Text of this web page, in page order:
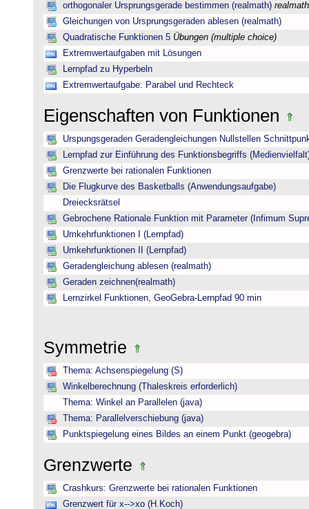
orthogonaler Ursprungsgerade bestimmen (realmath) realmath
Gleichungen von Ursprungsgeraden ablesen (realmath)
Quadratische Funktionen 5 Übungen (multiple choice)
Extremwertaufgaben mit Lösungen
Lernpfad zu Hyperbeln
Extremwertaufgabe: Parabel und Rechteck
Eigenschaften von Funktionen
Urspungsgeraden Geradengleichungen Nullstellen
Lernpfad zur Einführung des Funktionsbegriffs
Grenzwerte bei rationalen Funktionen
Die Flugkurve des Basketballs (Anwendungsaufgabe)
Dreiecksrätsel
Gebrochene Rationale Funktion mit Parameter (Infimum
Umkehrfunktionen I (Lernpfad)
Umkehrfunktionen II (Lernpfad)
Geradengleichung ablesen (realmath)
Geraden zeichnen(realmath)
Lernzirkel Funktionen, GeoGebra-Lernpfad 90 min
Symmetrie
Thema: Achsenspiegelung (S)
Winkelberechnung (Thaleskreis erforderlich)
Thema: Winkel an Parallelen (java)
Thema: Parallelverschiebung (java)
Punktspiegelung eines Bildes an einem Punkt (geogebra)
Grenzwerte
Crashkurs: Grenzwerte bei rationalen Funktionen
Grenzwert für x-->xo (H.Koch)